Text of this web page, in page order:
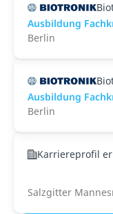
Ausbildung
Berlin
Ausbildung
Berlin
Karriereprofil
Salzgitter